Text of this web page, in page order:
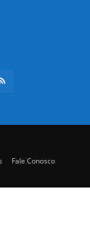
Fale Conosco